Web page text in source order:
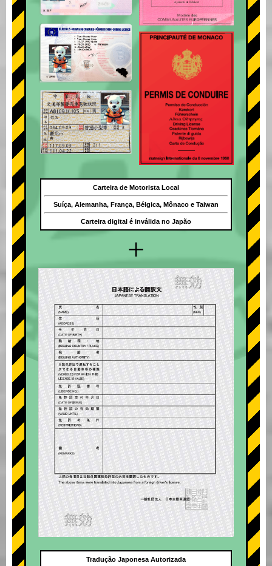
+
Carteira de Motorista Local
Suíça, Alemanha, França, Bélgica, Mônaco e Taiwan
Carteira digital é inválida no Japão
Tradução Japonesa Autorizada